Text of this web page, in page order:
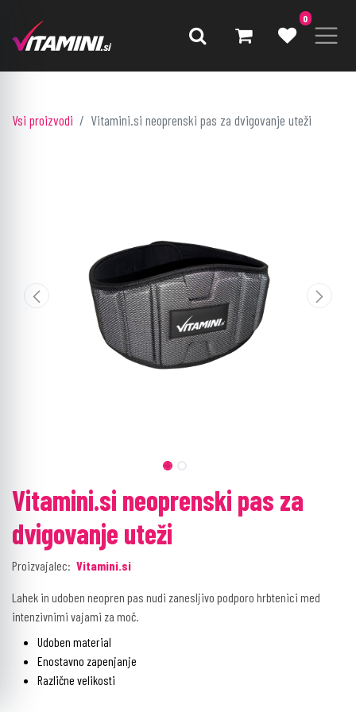
0
Vsi proizvodi Vitamini.si neoprenski pas za dvigovanje uteži
Vitamini.si neoprenski pas za
dvigovanje uteži
Proizvajalec: Vitamini.si
Lahek in udoben neopren pas nudi zanesljivo podporo hrbtenici med
intenzivnimi vajami za moč.
Udoben material
Enostavno zapenjanje
Različne velikosti